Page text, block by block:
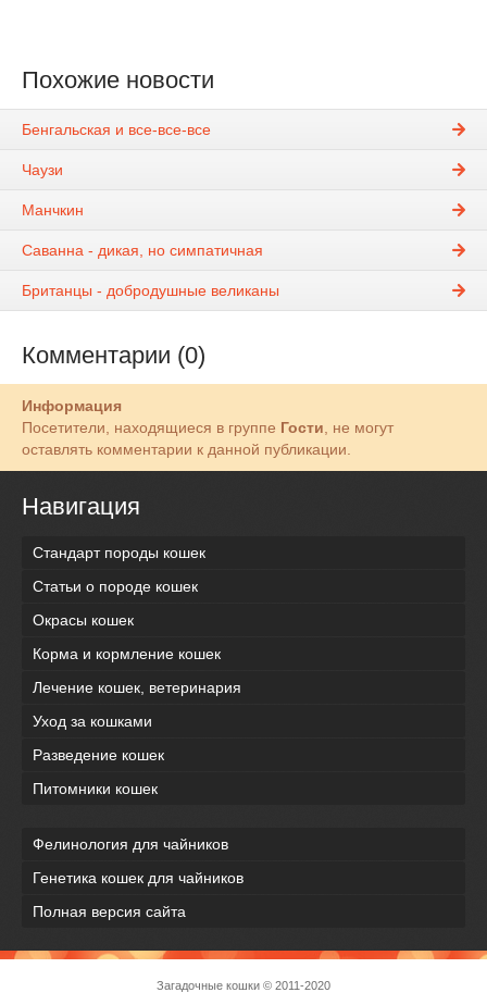
Похожие новости
Бенгальская и все-все-все
Чаузи
Манчкин
Саванна - дикая, но симпатичная
Британцы - добродушные великаны
Комментарии (0)
Информация
Посетители, находящиеся в группе Гости, не могут
оставлять комментарии к данной публикации.
Навигация
Стандарт породы кошек
Статьи о породе кошек
Окрасы кошек
Корма и кормление кошек
Лечение кошек, ветеринария
Уход за кошками
Разведение кошек
Питомники кошек
Фелинология для чайников
Генетика кошек для чайников
Полная версия сайта
Загадочные кошки © 2011-2020